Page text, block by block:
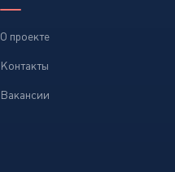
О проекте
Контакты
Вакансии